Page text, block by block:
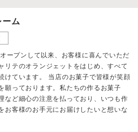
ーム
ープンして以来、お客様に喜んでいただ
リテのオランジェットをはじめ、すべて
けています。 当店のお菓子で皆様が笑顔
願っております。私たちの作るお菓子
など細心の注意を払っており、いつも作
お客様のお手元にお届けしたいと想いな